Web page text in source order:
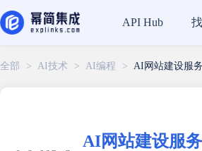
API Hub
全部 > AI技术 > AI编程 > AI网站建设服
AI网站建设服